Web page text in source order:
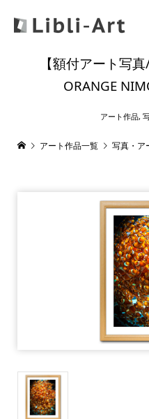
【額付アート写
ORANGE
アート作品,
アート作品一覧 写真・ア